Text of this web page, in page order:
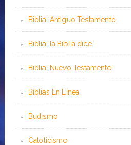
Biblia: Antiguo Testamento
Biblia: la Biblia dice
Biblia: Nuevo Testamento
Bíblias En Línea
Budismo
Catolicismo